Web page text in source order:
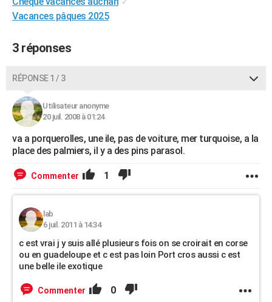
Destinations
City break
Voyage nature
Voyage de noces
Forum
Climat
+PHOTO
Carte de Noël
Carte Bonne année
Carte Saint-Valentin
Carte Pâques
Carte d'anniversaire
DICTIONNAIRE
Dictionnaire
Biographies
Citations
Expressions
Proverbes
PROGRAMME TV
S'inscrire
Se connecter
Lycées
Collèges
Primaires
Universités
Entreprises
Service militaire
Avis de recherche
FORUM
Bricolage
Lifestyle
Culture
Sport
Auto
Television
Voyage
Cinema
Vacances pâques 2025
3 réponses
RÉPONSE 1 / 3
Utilisateur anonyme
20 juil. 2008 à 01:24
va a porquerolles, une ile, pas de voiture, mer turquoise, a la
place des palmiers, il y a des pins parasol.
Commenter 1
lab
6 juil. 2011 à 14:34
c est vrai j y suis allé plusieurs fois on se croirait en corse
ou en guadeloupe et c est pas loin Port cros aussi c est
une belle ile exotique
Commenter 0